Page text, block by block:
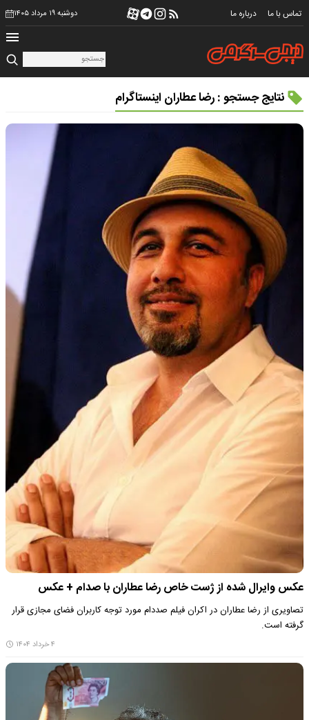
تماس با ما درباره ما دوشنبه ۱۹ مرداد ۱۴۰۵
نتایج جستجو : رضا عطاران اینستاگرام
عکس وایرال شده از ژست خاص رضا عطاران با صدام + عکس
تصاویری از رضا عطاران در اکران فیلم صددام مورد توجه کاربران فضای مجازی قرار
گرفته است.
۴ خرداد ۱۴۰۴